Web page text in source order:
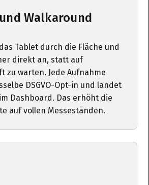
Walkaround
Tablet durch die Fläche und
direkt an, statt auf
zu warten. Jede Aufnahme
DSGVO-Opt-in und landet
Dashboard. Das erhöht die
auf vollen Messeständen.